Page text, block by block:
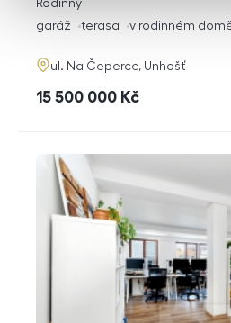
rozměry
dispozice
Rodinný
funkce
garáž terasa v rodinném
adresa
ul. Na Čeperce, Unhošť
cena
15 500 000 Kč